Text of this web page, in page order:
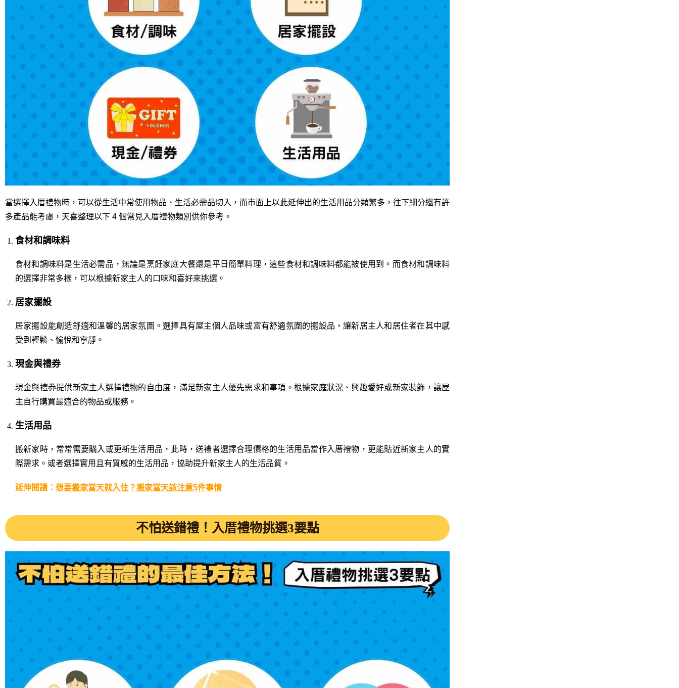
當選擇入厝禮物時，可以從生活中常使用物品、生活必需品切入，而市面上以此延伸出的生活用品分類繁多，往下細分還有許
多產品能考慮，天喜整理以下 4 個常見入厝禮物類別供你參考。
食材和調味料
食材和調味料是生活必需品，無論是烹飪家庭大餐還是平日簡單料理，這些食材和調味料都能被使用到。而食材和調味料
的選擇非常多樣，可以根據新家主人的口味和喜好來挑選。
居家擺設
居家擺設能創造舒適和溫馨的居家氛圍。選擇具有屋主個人品味或富有舒適氛圍的擺設品，讓新居主人和居住者在其中感
受到輕鬆、愉悅和寧靜。
現金與禮券
現金與禮券提供新家主人選擇禮物的自由度，滿足新家主人優先需求和事項。根據家庭狀況、興趣愛好或新家裝飾，讓屋
主自行購買最適合的物品或服務。
生活用品
搬新家時，常常需要購入或更新生活用品，此時，送禮者選擇合理價格的生活用品當作入厝禮物，更能貼近新家主人的實
際需求。或者選擇實用且有質感的生活用品，協助提升新家主人的生活品質。
延伸閱讀： 想要搬家當天就入住？搬家當天該注意5件事情
不怕送錯禮！入厝禮物挑選3要點